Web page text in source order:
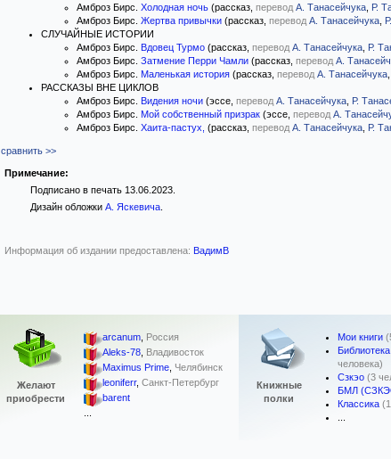
Амброз Бирс. Холодная ночь (рассказ, перевод А. Танасейчука Р.
Амброз Бирс. Жертва привычки (рассказ, перевод А. Танасейчука
СЛУЧАЙНЫЕ ИСТОРИИ
Амброз Бирс. Вдовец Турмо (рассказ, перевод А. Танасейчука Р.
Амброз Бирс. Затмение Перри Чамли (рассказ, перевод А.
Амброз Бирс. Маленькая история (рассказ, перевод А. Танасейчука
РАССКАЗЫ ВНЕ ЦИКЛОВ
Амброз Бирс. Видения ночи (эссе, перевод А. Танасейчука Р.
Амброз Бирс. Мой собственный призрак (эссе, перевод А.
Амброз Бирс. Хаита-пастух, (рассказ, перевод А. Танасейчука Р.
сравнить >>
Примечание:
Подписано в печать 13.06.2023.
Дизайн обложки А. Яскевича.
Информация об издании предоставлена: ВадимВ
Желают
приобрести
arcanum, Россия
Aleks-78, Владивосток
Maximus Prime, Челябинск
leoniferr, Санкт-Петербург
barent
Книжные
полки
Мои книги
человека)
Сзкэо (3
БМЛ
Классика